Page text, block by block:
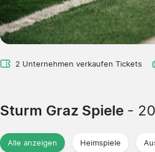
2 Unternehmen verkaufen Tickets
Sturm Graz Spiele -
Alle anzeigen Heimspiele